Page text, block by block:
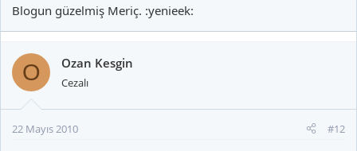
Blogun güzelmiş Meriç. :yenieek:
O Ozan Kesgin
Cezalı
22 Mayıs 2010 #12